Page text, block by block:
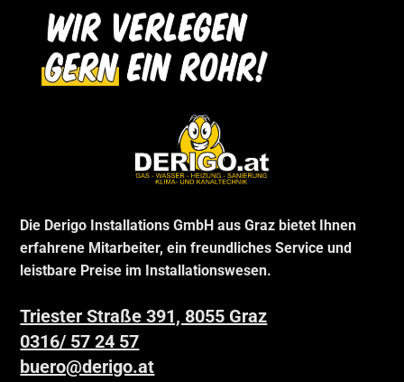
Die Derigo Installations GmbH aus Graz bietet Ihnen
erfahrene Mitarbeiter, ein freundliches Service und
leistbare Preise im Installationswesen.
Triester Straße 391, 8055 Graz
0316/ 57 24 57
buero@derigo.at